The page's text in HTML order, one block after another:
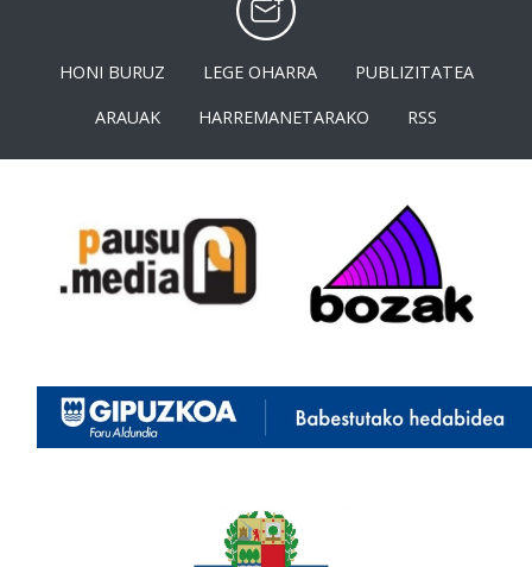
HONI BURUZ LEGE OHARRA
PUBLIZITATEA
ARAUAK
HARREMANETARAKO RSS